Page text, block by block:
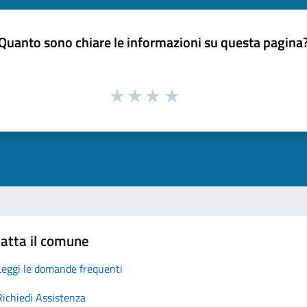
sono chiare le informazioni su questa
il comune
le domande frequenti
Assistenza